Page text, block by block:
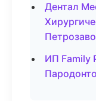
Дентал
ИП Family